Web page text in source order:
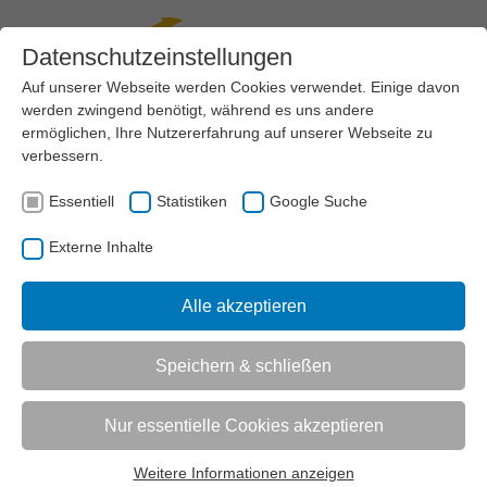
Menü
VEREINSMANAGEMENT
AKTUELL:
BILDRECHT
Der richtige Umgang mit Fotos im
Internet
Datenschutzeinstellungen
Auf unserer Webseite werden Cookies verwendet. Einige davon
werden zwingend benötigt, während es uns andere
ermöglichen, Ihre Nutzererfahrung auf unserer Webseite zu
verbessern.
Essentiell Statistiken Google Suche
Externe Inhalte
Alle akzeptieren
Speichern & schließen
Nur essentielle Cookies akzeptieren
Weitere Informationen anzeigen